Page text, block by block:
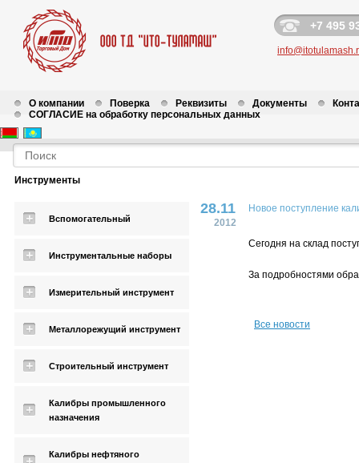
+7 495
О компании Поверка Реквизиты Документы
СОГЛАСИЕ на обработку персональных данных
Инструменты
Вспомогательный
Инструментальные наборы
Измерительный инструмент
Металлорежущий инструмент
Строительный инструмент
Калибры промышленного
назначения
Калибры нефтяного
28.11
2012
Новое поступление
Сегодня на склад
За подробностями
Все новости